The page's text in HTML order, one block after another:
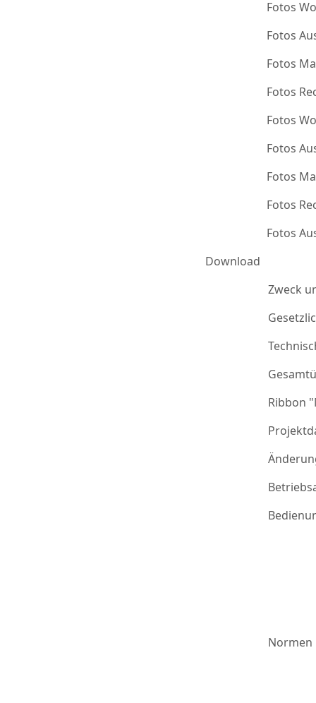
Fotos
Fotos
Fotos
Fotos
Fotos
Fotos
Fotos
Fotos
Fotos
Download
Zweck
Ribbon
Normen